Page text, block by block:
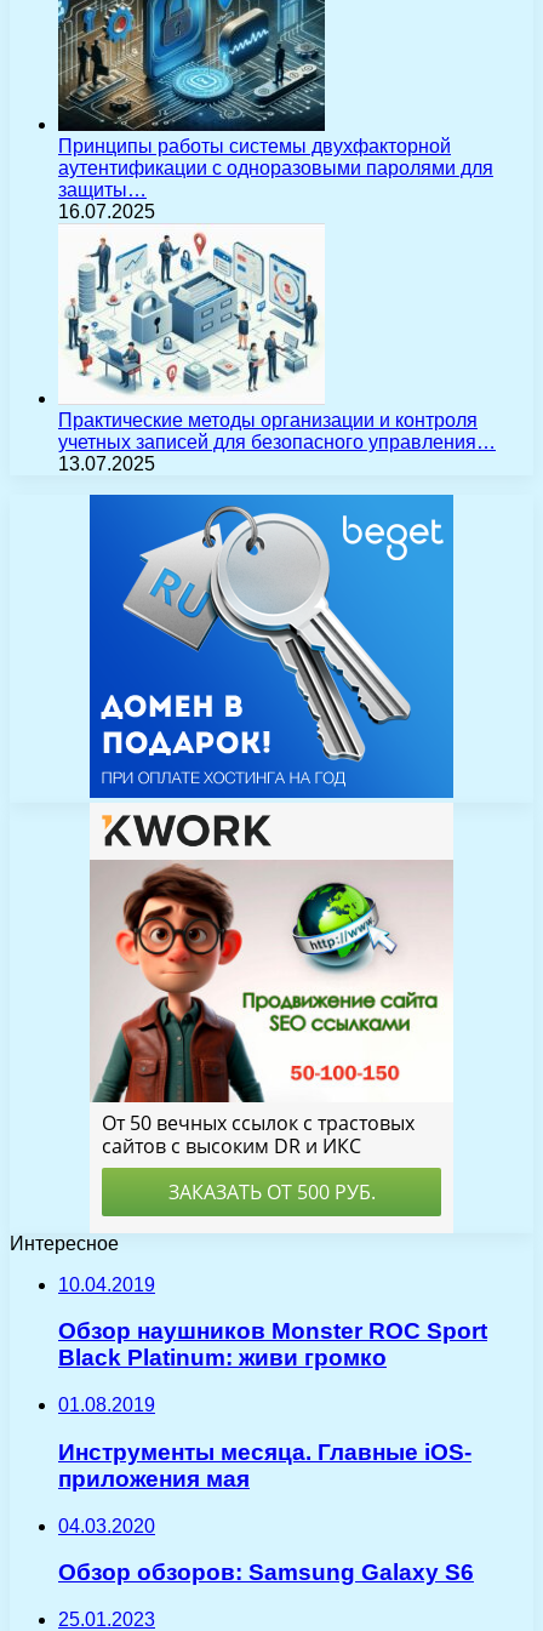
Принципы работы системы двухфакторной
аутентификации с одноразовыми паролями для
защиты…
16.07.2025
Практические методы организации и контроля
учетных записей для безопасного управления…
13.07.2025
Интересное
10.04.2019
Обзор наушников Monster ROC Sport
Black Platinum: живи громко
01.08.2019
Инструменты месяца. Главные iOS-
приложения мая
04.03.2020
Обзор обзоров: Samsung Galaxy S6
25.01.2023